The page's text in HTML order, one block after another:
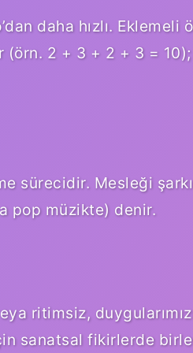
daha hızlı. Eklemeli
(örn. 2 + 3 + 2 + 3 =
sürecidir. Mesleği
pop müzikte) denir.
ritimsiz,
sanatsal fikirlerde